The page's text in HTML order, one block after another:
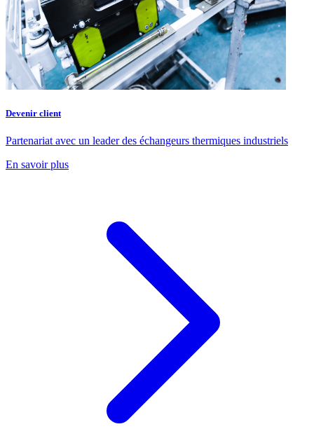
Devenir client
Partenariat avec un leader des échangeurs thermiques industriels
En savoir plus